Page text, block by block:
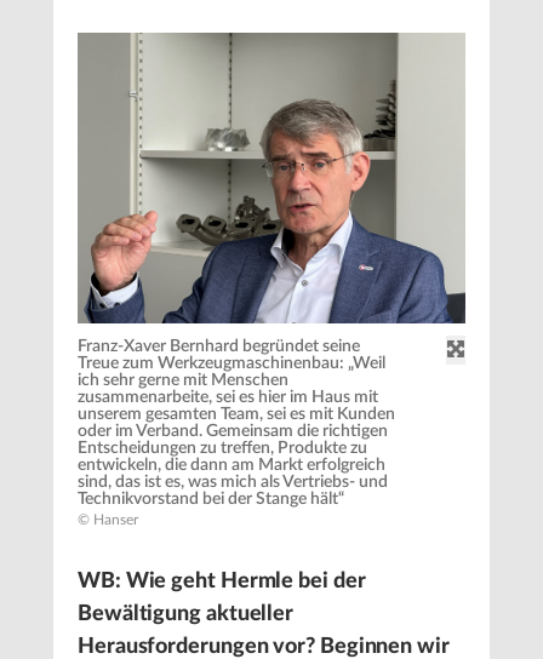
Franz-Xaver Bernhard begründet seine
Treue zum Werkzeugmaschinenbau: „Weil
ich sehr gerne mit Menschen
zusammenarbeite, sei es hier im Haus mit
unserem gesamten Team, sei es mit Kunden
oder im Verband. Gemeinsam die richtigen
Entscheidungen zu treffen, Produkte zu
entwickeln, die dann am Markt erfolgreich
sind, das ist es, was mich als Vertriebs- und
Technikvorstand bei der Stange hält“
© Hanser
WB: Wie geht Hermle bei der
Bewältigung aktueller
Herausforderungen vor? Beginnen wir